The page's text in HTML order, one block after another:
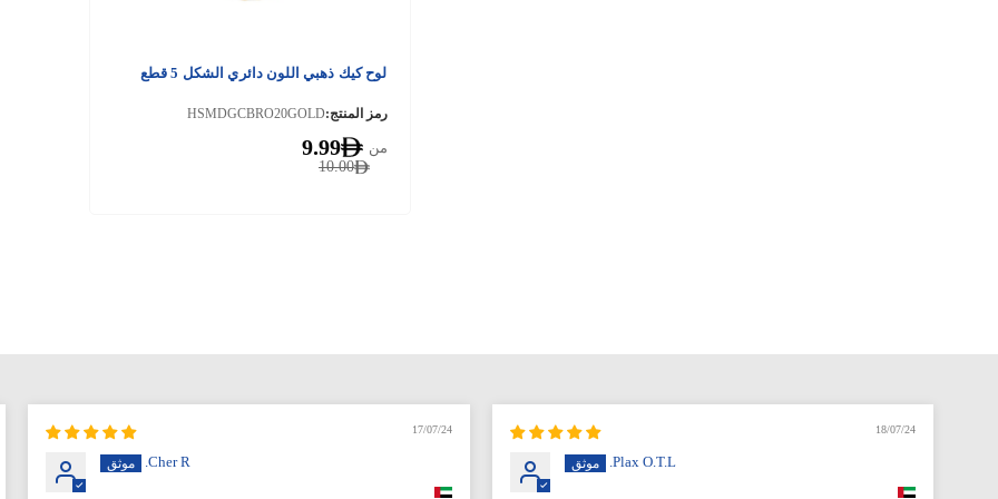
لوح كيك ذهبي اللون دائري الشكل 5 قطع
رمز المنتج:HSMDGCBRO20GOLD
10.00
من 9.99
18/07/24
Plax O.T.L.
17/07/24
Cher R.